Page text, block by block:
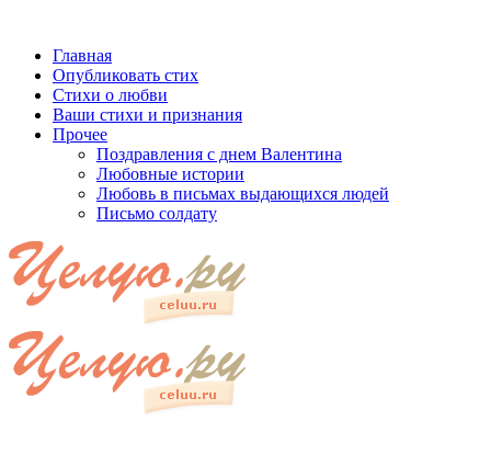
Главная
Опубликовать стих
Стихи о любви
Ваши стихи и признания
Прочее
Поздравления с днем Валентина
Любовные истории
Любовь в письмах выдающихся людей
Письмо солдату